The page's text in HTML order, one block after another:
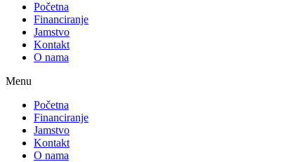
Početna
Financiranje
Jamstvo
Kontakt
O nama
Menu
Početna
Financiranje
Jamstvo
Kontakt
O nama